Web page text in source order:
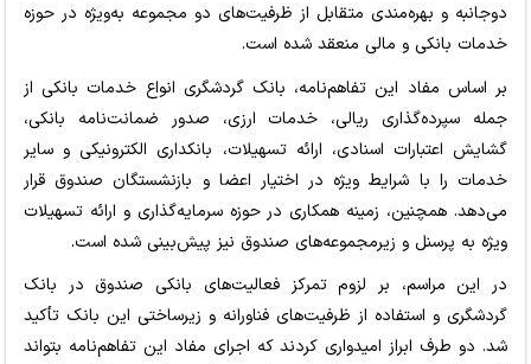
دوجانبه و بهره‌مندی متقابل از ظرفیت‌های دو مجموعه به‌ویژه در حوزه
خدمات بانکی و مالی منعقد شده است.
بر اساس مفاد این تفاهم‌نامه، بانک گردشگری انواع خدمات بانکی از
جمله سپرده‌گذاری ریالی، خدمات ارزی، صدور ضمانت‌نامه بانکی،
گشایش اعتبارات اسنادی، ارائه تسهیلات، بانکداری الکترونیکی و سایر
خدمات را با شرایط ویژه در اختیار اعضا و بازنشستگان صندوق قرار
می‌دهد. همچنین، زمینه همکاری در حوزه سرمایه‌گذاری و ارائه تسهیلات
ویژه به پرسنل و زیرمجموعه‌های صندوق نیز پیش‌بینی شده است.
در این مراسم، بر لزوم تمرکز فعالیت‌های بانکی صندوق در بانک
گردشگری و استفاده از ظرفیت‌های فناورانه و زیرساختی این بانک تأکید
شد. دو طرف ابراز امیدواری کردند که اجرای مفاد این تفاهم‌نامه بتواند